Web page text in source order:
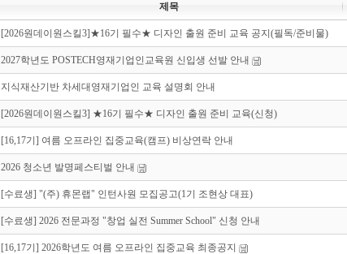
제목
[2026원데이원스킬3]★16기 필수★ 디자인 출원 준비 교육 공지(필독/준비물)
2027학년도 POSTECH영재기업인교육원 신입생 선발 안내
지식재산기반 차세대영재기업인 교육 설명회 안내
[2026원데이원스킬3] ★16기 필수★ 디자인 출원 준비 교육(신청)
[16,17기] 여름 오프라인 집중교육(캠프) 비상연락 안내
2026 청소년 발명페스티벌 안내
[수료생] "(주) 휴몬랩" 인턴사원 모집공고(1기 조현상 대표)
[수료생] 2026 전문과정 "창업 실전 Summer School" 신청 안내
[16,17기] 2026학년도 여름 오프라인 집중교육 최종공지